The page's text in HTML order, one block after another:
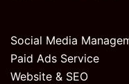
Social Media
Paid Ads Service
Website & SEO